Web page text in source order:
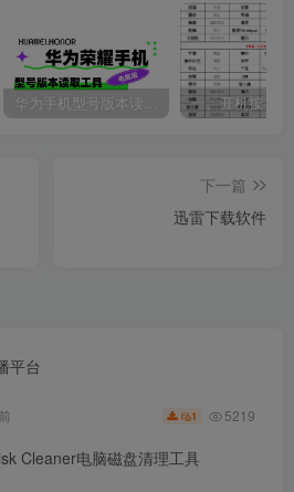
华为手机型号版本读取工具
下一篇
迅雷下载软件
平台
1 5219
Cleaner电脑磁盘清理工具